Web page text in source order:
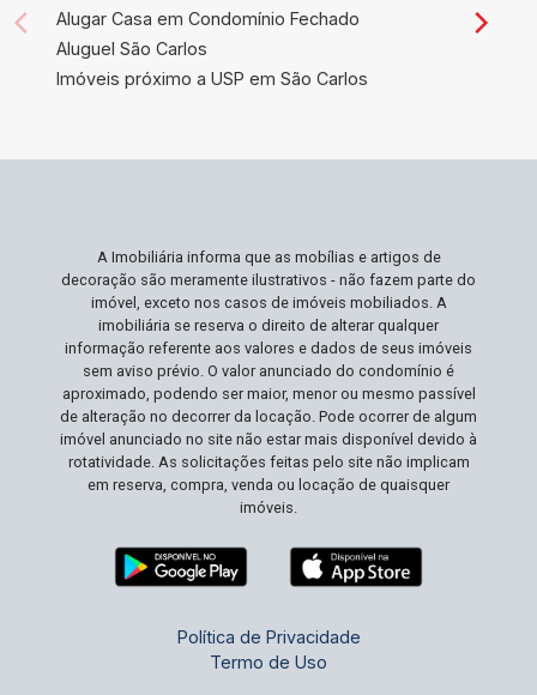
Alugar Casa em Condomínio Fechado
Aluguel São Carlos
Imóveis próximo a USP em São Carlos
A Imobiliária informa que as mobílias e artigos de
decoração são meramente ilustrativos - não fazem parte do
imóvel, exceto nos casos de imóveis mobiliados. A
imobiliária se reserva o direito de alterar qualquer
informação referente aos valores e dados de seus imóveis
sem aviso prévio. O valor anunciado do condomínio é
aproximado, podendo ser maior, menor ou mesmo passível
de alteração no decorrer da locação. Pode ocorrer de algum
imóvel anunciado no site não estar mais disponível devido à
rotatividade. As solicitações feitas pelo site não implicam
em reserva, compra, venda ou locação de quaisquer
imóveis.
Política de Privacidade
Termo de Uso